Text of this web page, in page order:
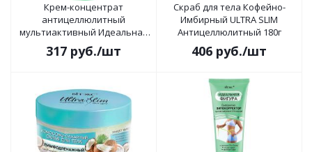
Крем-концентрат
антицеллюлитный
мультиактивный Идеальная
фигура 200мл
317 руб./шт
Скраб для тела Кофейно-
Имбирный ULTRA SLIM
Антицеллюлитный 180г
406 руб./шт